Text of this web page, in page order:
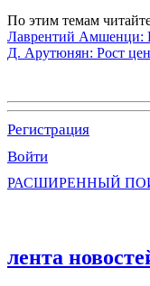
По этим темам
Лаврентий Амшенци:
Д. Арутюнян: Рост цен
Регистрация
Войти
РАСШИРЕННЫЙ
лента